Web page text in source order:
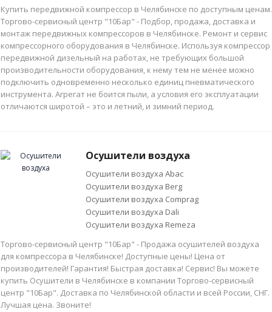
Купить передвижной компрессор в Челябинске по доступным ценам.
Торгово-сервисный центр "10Бар" - Подбор, продажа, доставка и
монтаж передвижных компрессоров в Челябинске. Ремонт и сервис
компрессорного оборудования в Челябинске. Используя компрессор
передвижной дизельный на работах, не требующих большой
производительности оборудования, к нему тем не менее можно
подключить одновременно несколько единиц пневматического
инструмента. Агрегат не боится пыли, а условия его эксплуатации
отличаются широтой – это и летний, и зимний период.
Осушители воздуха
Осушители воздуха Abac
Осушители воздуха Berg
Осушители воздуха Comprag
Осушители воздуха Dali
Осушители воздуха Remeza
Торгово-сервисный центр "10Бар" - Продажа осушителей воздуха
для компрессора в Челябинске! Доступные цены! Цена от
производителей! Гарантия! Быстрая доставка! Сервис! Вы можете
купить Осушители в Челябинске в компании Торгово-сервисный
центр "10Бар". Доставка по Челябинской области и всей России, СНГ.
Лучшая цена. Звоните!